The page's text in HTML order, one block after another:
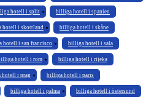
hotell i split billiga hotell i spanien
hotell i skottland billiga hotell i skåne
hotell i san francisco billiga hotell i sala
hotell i rom billiga hotell i rijeka
i prag billiga hotell i paris
billiga hotell i palma billiga hotell i östersund